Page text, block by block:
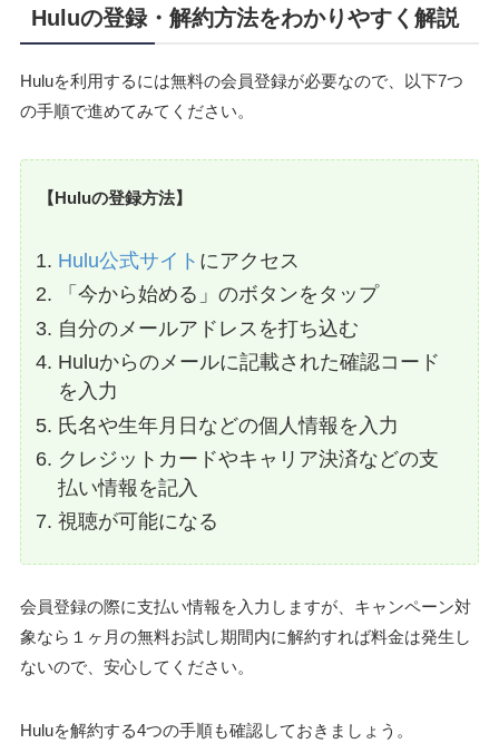
Huluの登録・解約方法をわかりやすく解説
Huluを利用するには無料の会員登録が必要なので、以下7つ
の手順で進めてみてください。
【Huluの登録方法】
Hulu公式サイト にアクセス
「今から始める」のボタンをタップ
自分のメールアドレスを打ち込む
Huluからのメールに記載された確認コード
を入力
氏名や生年月日などの個人情報を入力
クレジットカードやキャリア決済などの支
払い情報を記入
視聴が可能になる
会員登録の際に支払い情報を入力しますが、キャンペーン対
象なら１ヶ月の無料お試し期間内に解約すれば料金は発生し
ないので、安心してください。
Huluを解約する4つの手順も確認しておきましょう。